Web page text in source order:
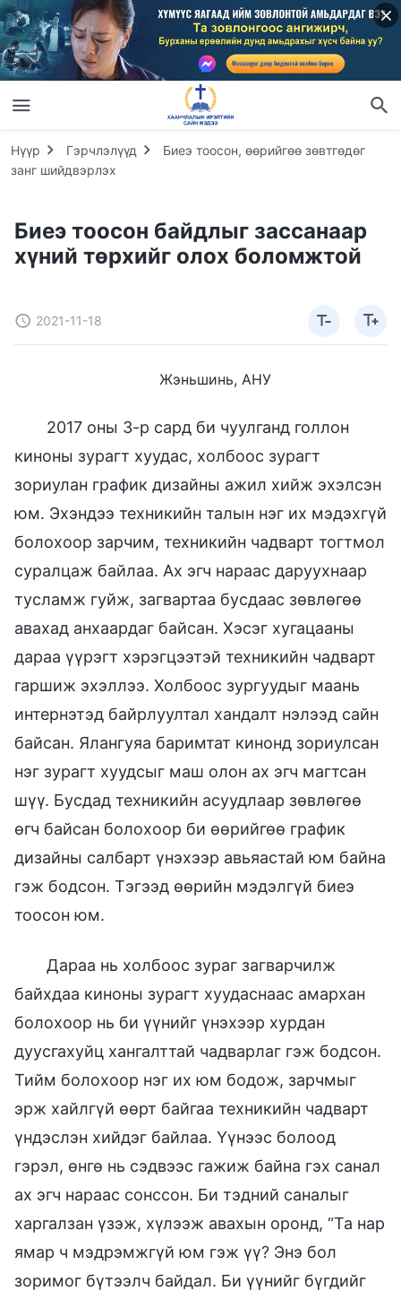
Нүүр Гэрчлэлүүд
Биеэ тоосон, өөрийгөө зөвтгөдөг
занг шийдвэрлэх
Биеэ тоосон байдлыг зассанаар
хүний төрхийг олох боломжтой
2021-11-18
Жэньшинь, АНУ
2017 оны 3-р сард би чуулганд голлон
киноны зурагт хуудас, холбоос зурагт
зориулан график дизайны ажил хийж эхэлсэн
юм. Эхэндээ техникийн талын нэг их мэдэхгүй
болохоор зарчим, техникийн чадварт тогтмол
суралцаж байлаа. Ах эгч нараас даруухнаар
тусламж гуйж, загвартаа бусдаас зөвлөгөө
авахад анхаардаг байсан. Хэсэг хугацааны
дараа үүрэгт хэрэгцээтэй техникийн чадварт
гаршиж эхэллээ. Холбоос зургуудыг маань
интернэтэд байрлуултал хандалт нэлээд сайн
байсан. Ялангуяа баримтат кинонд зориулсан
нэг зурагт хуудсыг маш олон ах эгч магтсан
шүү. Бусдад техникийн асуудлаар зөвлөгөө
өгч байсан болохоор би өөрийгөө график
дизайны салбарт үнэхээр авьяастай юм байна
гэж бодсон. Тэгээд өөрийн мэдэлгүй биеэ
тоосон юм.
Дараа нь холбоос зураг загварчилж
байхдаа киноны зурагт хуудаснаас амархан
болохоор нь би үүнийг үнэхээр хурдан
дуусгахуйц хангалттай чадварлаг гэж бодсон.
Тийм болохоор нэг их юм бодож, зарчмыг
эрж хайлгүй өөрт байгаа техникийн чадварт
үндэслэн хийдэг байлаа. Үүнээс болоод
гэрэл, өнгө нь сэдвээс гажиж байна гэх санал
ах эгч нараас сонссон. Би тэдний саналыг
харгалзан үзэж, хүлээж авахын оронд, “Та нар
ямар ч мэдрэмжгүй юм гэж үү? Энэ бол
зоримог бүтээлч байдал. Би үүнийг бүгдийг